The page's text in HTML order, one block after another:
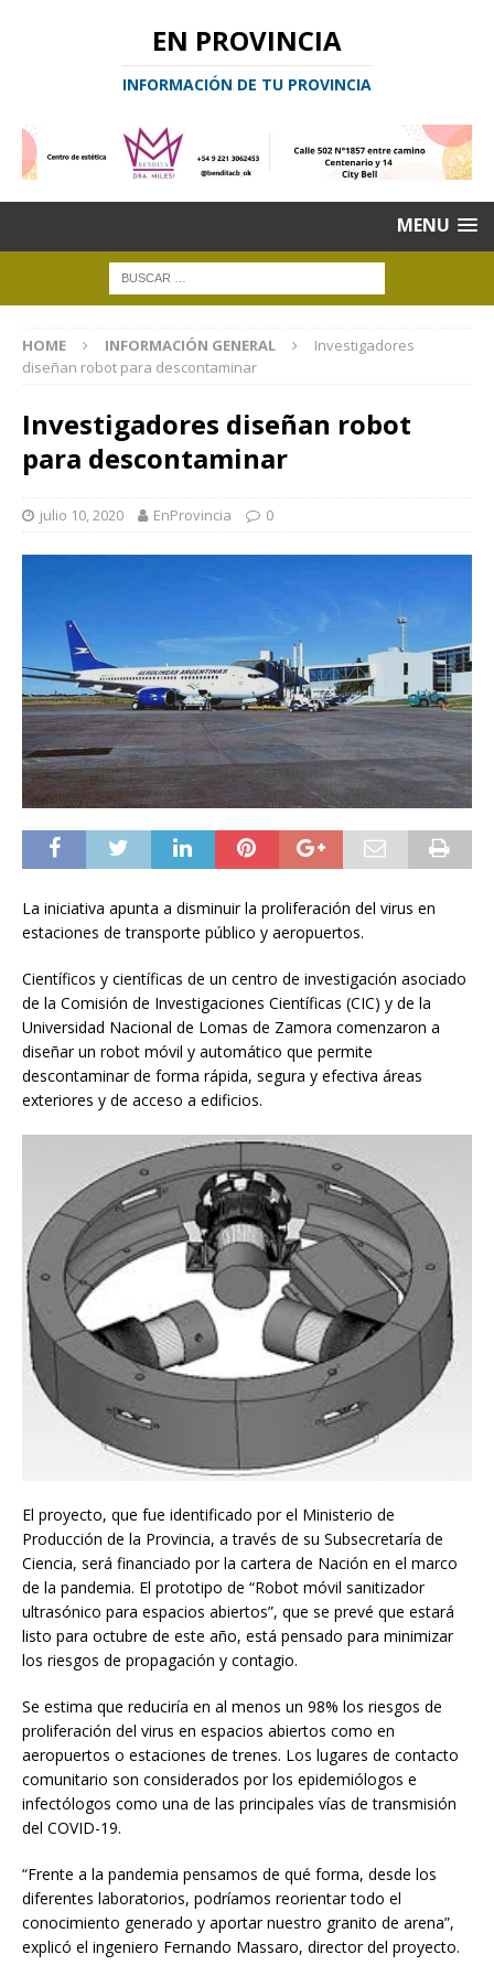
EN PROVINCIA
INFORMACIÓN DE TU PROVINCIA
MENU
HOME INFORMACIÓN GENERAL
Investigadores
diseñan robot para descontaminar
Investigadores diseñan robot
para descontaminar
julio 10, 2020 EnProvincia 0
La iniciativa apunta a disminuir la proliferación del virus en
estaciones de transporte público y aeropuertos.
Científicos y científicas de un centro de investigación asociado
de la Comisión de Investigaciones Científicas (CIC) y de la
Universidad Nacional de Lomas de Zamora comenzaron a
diseñar un robot móvil y automático que permite
descontaminar de forma rápida, segura y efectiva áreas
exteriores y de acceso a edificios.
El proyecto, que fue identificado por el Ministerio de
Producción de la Provincia, a través de su Subsecretaría de
Ciencia, será financiado por la cartera de Nación en el marco
de la pandemia. El prototipo de “Robot móvil sanitizador
ultrasónico para espacios abiertos”, que se prevé que estará
listo para octubre de este año, está pensado para minimizar
los riesgos de propagación y contagio.
Se estima que reduciría en al menos un 98% los riesgos de
proliferación del virus en espacios abiertos como en
aeropuertos o estaciones de trenes. Los lugares de contacto
comunitario son considerados por los epidemiólogos e
infectólogos como una de las principales vías de transmisión
del COVID-19.
“Frente a la pandemia pensamos de qué forma, desde los
diferentes laboratorios, podríamos reorientar todo el
conocimiento generado y aportar nuestro granito de arena”,
explicó el ingeniero Fernando Massaro, director del proyecto.